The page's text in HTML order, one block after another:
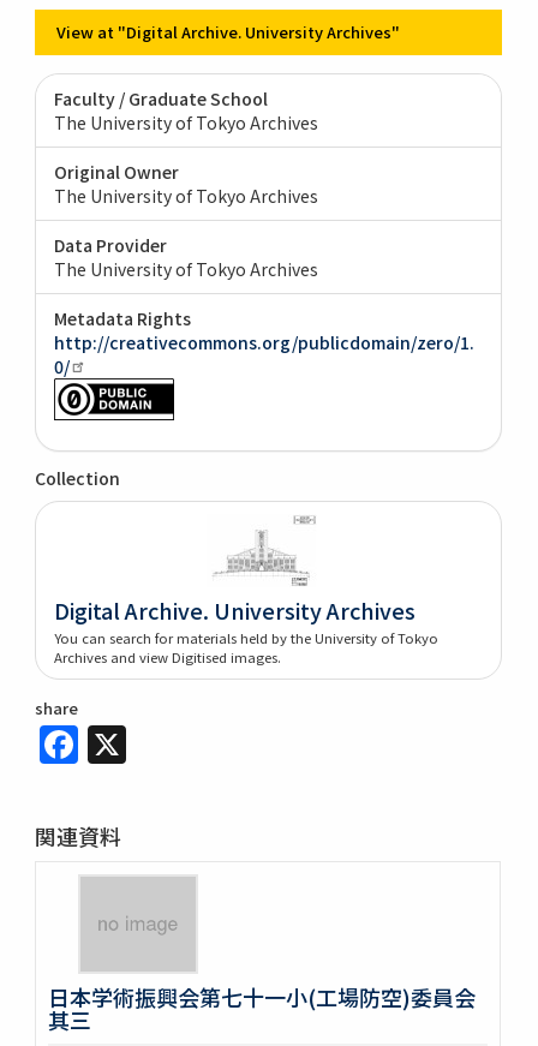
View at "Digital Archive. University Archives"
Faculty / Graduate School
The University of Tokyo Archives
Original Owner
The University of Tokyo Archives
Data Provider
The University of Tokyo Archives
Metadata Rights
http://creativecommons.org/publicdomain/zero/1.
0/
Collection
Digital Archive. University Archives
You can search for materials held by the University of Tokyo
Archives and view Digitised images.
share
Facebook
関連資料
日本学術振興会第七十一小(工場防空)委員会
其三